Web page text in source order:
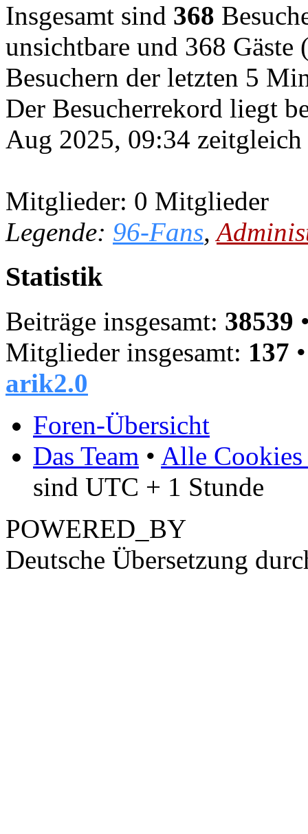
Insgesamt sind 368
unsichtbare und 368 Gäste
Besuchern der letzten 5
Der Besucherrekord liegt
Aug 2025, 09:34
Mitglieder: 0 Mitglieder
Legende: 96-Fans,
Statistik
Beiträge insgesamt: 38539
Mitglieder insgesamt: 137
arik2.0
Foren-Übersicht
Das Team • Alle Cookies
sind UTC + 1 Stunde
POWERED_BY
Deutsche Übersetzung